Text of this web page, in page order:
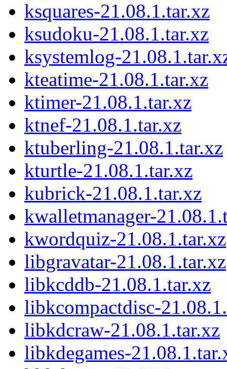
ksquares-21.08.1.tar.xz
ksudoku-21.08.1.tar.xz
ksystemlog-
kteatime-21.08.1.tar.xz
ktimer-21.08.1.tar.xz
ktnef-21.08.1.tar.xz
ktuberling-21.08.1.tar.xz
kturtle-21.08.1.tar.xz
kubrick-21.08.1.tar.xz
kwalletmanager-
kwordquiz-21.08.1.tar.xz
libgravatar-21.08.1.tar.xz
libkcddb-21.08.1.tar.xz
libkcompactdisc-
libkdcraw-21.08.1.tar.xz
libkdegames-